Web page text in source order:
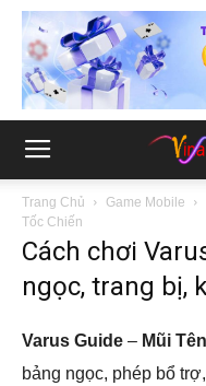
Trang Chủ Game Mobile
Tốc Chiến
Cách chơi
ngọc, trang bị,
Varus Guide – Mũi
bảng ngọc, phép bổ